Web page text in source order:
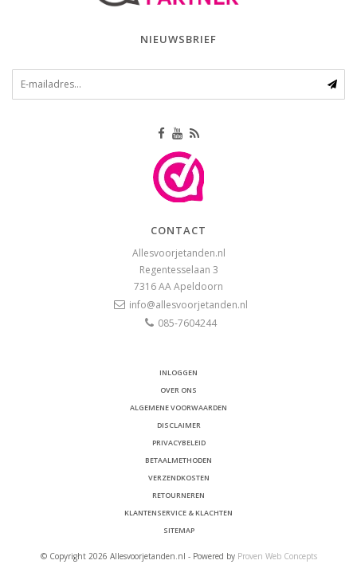
NIEUWSBRIEF
CONTACT
Allesvoorjetanden.nl
Regentesselaan 3
7316 AAApeldoorn
info@allesvoorjetanden.nl
085-7604244
INLOGGEN
OVER ONS
ALGEMENE VOORWAARDEN
DISCLAIMER
PRIVACYBELEID
BETAALMETHODEN
VERZENDKOSTEN
RETOURNEREN
KLANTENSERVICE & KLACHTEN
SITEMAP
© Copyright 2026 Allesvoorjetanden.nl - Powered by Proven Web Concepts